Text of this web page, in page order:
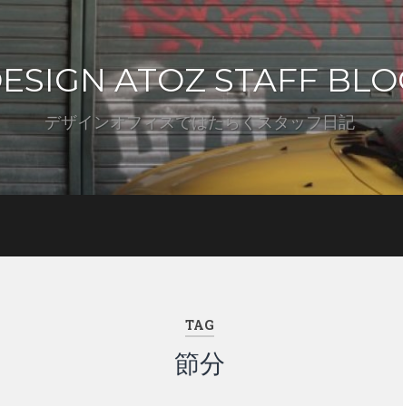
ATOZ STAFF
デザインオフィスではたらくスタッフ日記
TAG
節分